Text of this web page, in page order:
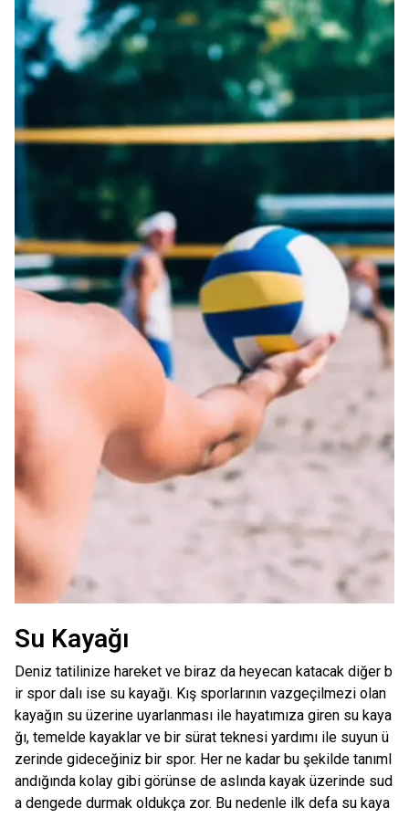
Su Kayağı
Deniz tatilinize hareket ve biraz da heyecan katacak diğer b
ir spor dalı ise su kayağı. Kış sporlarının vazgeçilmezi olan
kayağın su üzerine uyarlanması ile hayatımıza giren su kaya
ğı, temelde kayaklar ve bir sürat teknesi yardımı ile suyun ü
zerinde gideceğiniz bir spor. Her ne kadar bu şekilde tanıml
andığında kolay gibi görünse de aslında kayak üzerinde sud
a dengede durmak oldukça zor. Bu nedenle ilk defa su kaya